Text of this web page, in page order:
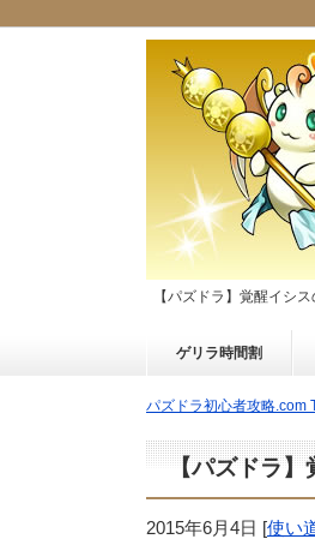
【パズドラ】覚醒イシ
ゲリラ時間割
パズドラ初心者攻略.com
【パズドラ】
2015年6月4日 [使い